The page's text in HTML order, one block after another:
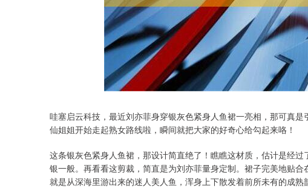
哇塞启云科技，最近刘亦菲身穿银灰色紧身人鱼裙一亮相，那可真
仙姐姐开始走起熟女路线啦，瞬间就把大家的好奇心给勾起来咯！
这条银灰色紧身人鱼裙，那设计简直绝了！瞧瞧这材质，估计是经
银一般。再看看这剪裁，简直是为刘亦菲量身定制。裙子完美地贴
就是从深海里游出来的迷人美人鱼，浑身上下散发着前所未有的成熟
0.49% 深证成指 14295.08 184.96 1.31%